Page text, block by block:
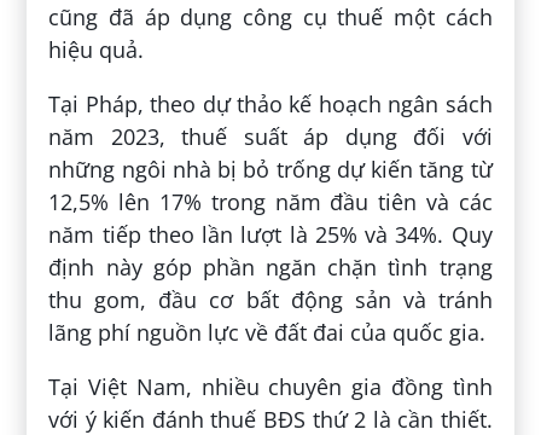
cũng đã áp dụng công cụ thuế một cách
hiệu quả.
Tại Pháp, theo dự thảo kế hoạch ngân sách
năm 2023, thuế suất áp dụng đối với
những ngôi nhà bị bỏ trống dự kiến tăng từ
12,5% lên 17% trong năm đầu tiên và các
năm tiếp theo lần lượt là 25% và 34%. Quy
định này góp phần ngăn chặn tình trạng
thu gom, đầu cơ bất động sản và tránh
lãng phí nguồn lực về đất đai của quốc gia.
Tại Việt Nam, nhiều chuyên gia đồng tình
với ý kiến đánh thuế BĐS thứ 2 là cần thiết.